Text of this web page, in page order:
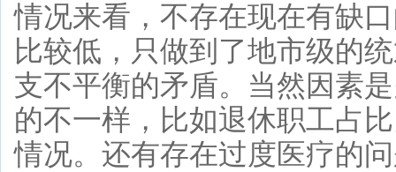
情况来看，不存在现在有缺
比较低，只做到了地市级的
支不平衡的矛盾。当然因素
的不一样，比如退休职工占
情况。还有存在过度医疗的